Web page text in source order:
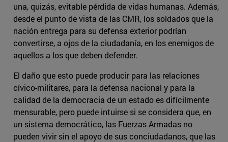
una, quizás, evitable pérdida de vidas humanas. Además,
desde el punto de vista de las CMR, los soldados que la
nación entrega para su defensa exterior podrían
convertirse, a ojos de la ciudadanía, en los enemigos de
aquellos a los que deben defender.
El daño que esto puede producir para las relaciones
cívico-militares, para la defensa nacional y para la
calidad de la democracia de un estado es difícilmente
mensurable, pero puede intuirse si se considera que, en
un sistema democrático, las Fuerzas Armadas no
pueden vivir sin el apoyo de sus conciudadanos, que las